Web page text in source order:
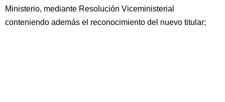
Ministerio, mediante Resolución Viceministerial
conteniendo además el reconocimiento del nuevo titular;